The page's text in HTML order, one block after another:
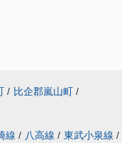
/ 比企郡嵐山町 /
線 / 八高線 / 東武小泉線 /